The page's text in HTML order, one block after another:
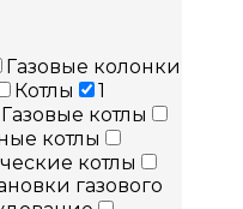
Газовые колонки
Котлы
1
Газовые котлы
котлы
котлы
газового